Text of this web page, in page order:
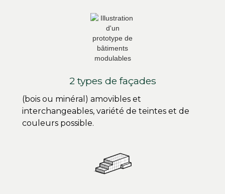
2 types de façades
(bois ou minéral) amovibles et
interchangeables, variété de teintes et de
couleurs possible.